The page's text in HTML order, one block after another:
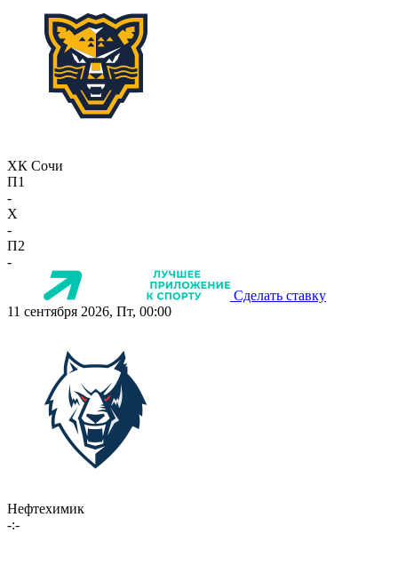
ХК Сочи
П1
-
X
-
П2
-
Сделать ставку
11 сентября 2026, Пт, 00:00
Нефтехимик
-:-